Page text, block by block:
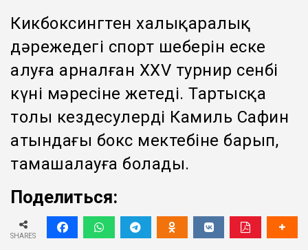
Кикбоксингтен халықаралық
дәрежедегі спорт шеберін еске
алуға арналған ХХV турнир сенбі
күні мәресіне жетеді. Тартысқа
толы кездесулерді Камиль Сафин
атындағы бокс мектебіне барып,
тамашалауға болады.
Поделиться:
SHARES